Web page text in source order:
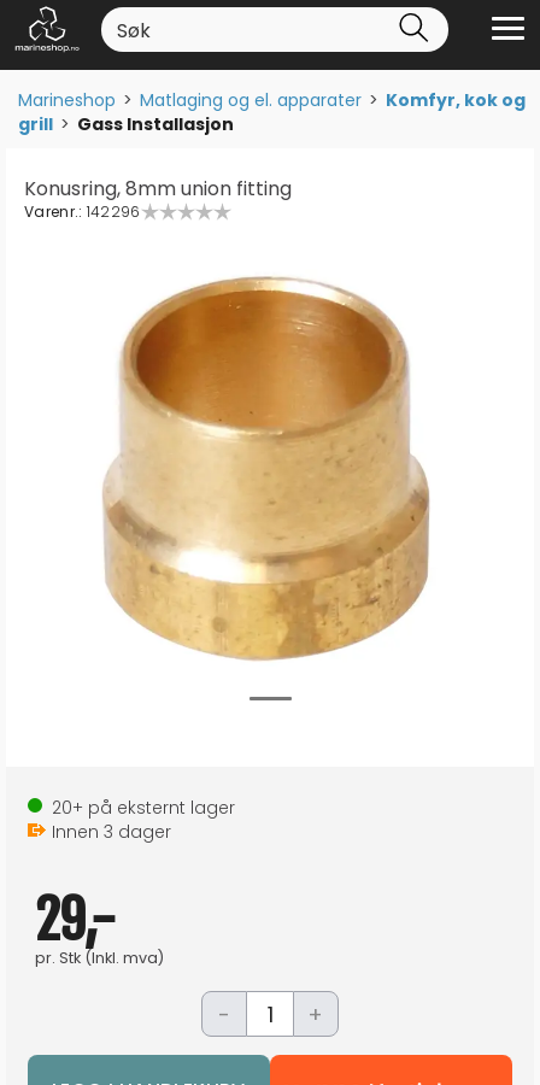
Marineshop>Matlaging og el. apparater>Komfyr, kok og
grill>Gass Installasjon
Konusring, 8mm union fitting
Varenr.: 142296
20+ på eksternt lager
Innen 3 dager
29,-
pr. Stk (Inkl. mva)
- +